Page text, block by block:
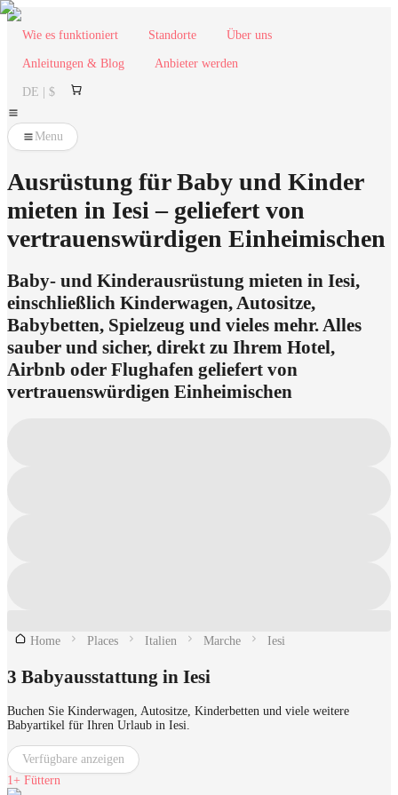
Wie es funktioniert Standorte Über uns
Anleitungen & Blog Anbieter werden
DE | $
Menu
Ausrüstung für Baby und Kinder
mieten in Iesi – geliefert von
vertrauenswürdigen Einheimischen
Baby- und Kinderausrüstung mieten in Iesi,
einschließlich Kinderwagen, Autositze,
Babybetten, Spielzeug und vieles mehr. Alles
sauber und sicher, direkt zu Ihrem Hotel,
Airbnb oder Flughafen geliefert von
vertrauenswürdigen Einheimischen
Home Places Italien Marche Iesi
3 Babyausstattung in Iesi
Buchen Sie Kinderwagen, Autositze, Kinderbetten und viele weitere
Babyartikel für Ihren Urlaub in Iesi.
Verfügbare anzeigen
1+ Füttern